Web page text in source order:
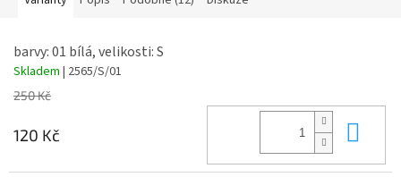
barvy: 01 bílá, velikosti: S
Skladem | 2565/S/01
250 Kč
120 Kč